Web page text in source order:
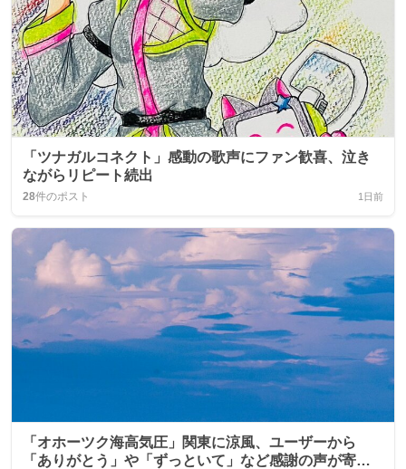
「ツナガルコネクト」感動の歌声にファン歓喜、泣き
ながらリピート続出
28件のポスト 1日前
「オホーツク海高気圧」関東に涼風、ユーザーから
「ありがとう」や「ずっといて」など感謝の声が寄せ